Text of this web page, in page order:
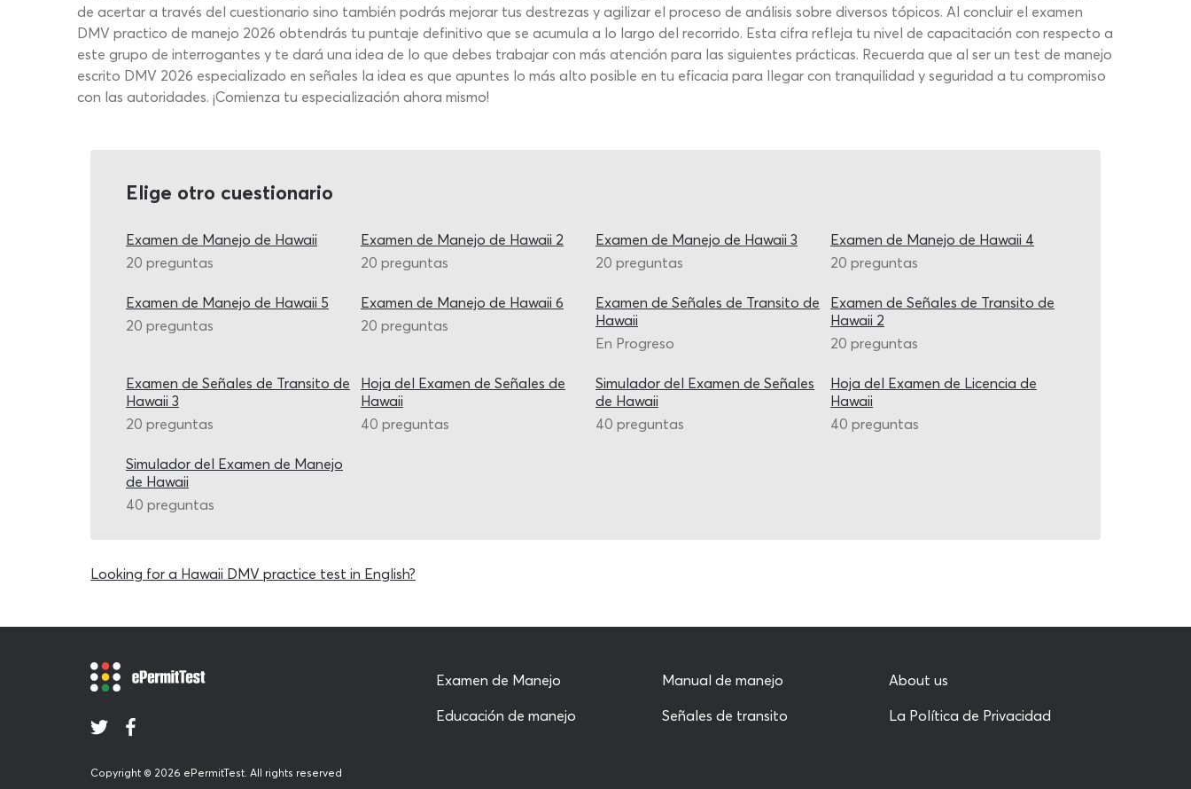
de acertar a través del cuestionario sino también podrás mejorar tus destrezas y agilizar el proceso de análisis sobre diversos tópicos. Al concluir el examen
DMV practico de manejo 2026 obtendrás tu puntaje definitivo que se acumula a lo largo del recorrido. Esta cifra refleja tu nivel de capacitación con respecto a
este grupo de interrogantes y te dará una idea de lo que debes trabajar con más atención para las siguientes prácticas. Recuerda que al ser un test de manejo
escrito DMV 2026 especializado en señales la idea es que apuntes lo más alto posible en tu eficacia para llegar con tranquilidad y seguridad a tu compromiso
con las autoridades. ¡Comienza tu especialización ahora mismo!
Elige otro cuestionario
Examen de Manejo de Hawaii
20 preguntas
Examen de Manejo de Hawaii 2
20 preguntas
Examen de Manejo de Hawaii 3
20 preguntas
Examen de Manejo de Hawaii 4
20 preguntas
Examen de Manejo de Hawaii 5
20 preguntas
Examen de Manejo de Hawaii 6
20 preguntas
Examen de Señales de Transito de
Hawaii
En Progreso
Examen de Señales de Transito de
Hawaii 2
20 preguntas
Examen de Señales de Transito de
Hawaii 3
20 preguntas
Hoja del Examen de Señales de
Hawaii
40 preguntas
Simulador del Examen de Señales
de Hawaii
40 preguntas
Hoja del Examen de Licencia de
Hawaii
40 preguntas
Simulador del Examen de Manejo
de Hawaii
40 preguntas
Looking for a Hawaii DMV practice test in English?
Copyright © 2026 ePermitTest. All rights reserved
Examen de Manejo
Educación de manejo
Manual de manejo
Señales de transito
About us
La Política de Privacidad